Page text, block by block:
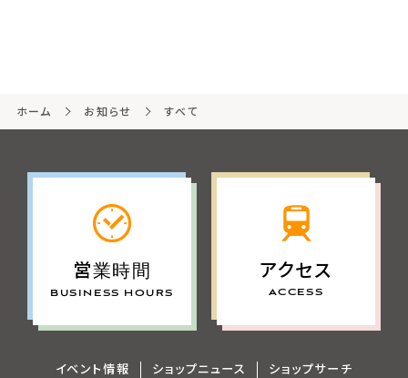
ホーム お知らせ すべて
営業時間
BUSINESS HOURS
アクセス
ACCESS
イベント情報 ショップニュース ショップサーチ